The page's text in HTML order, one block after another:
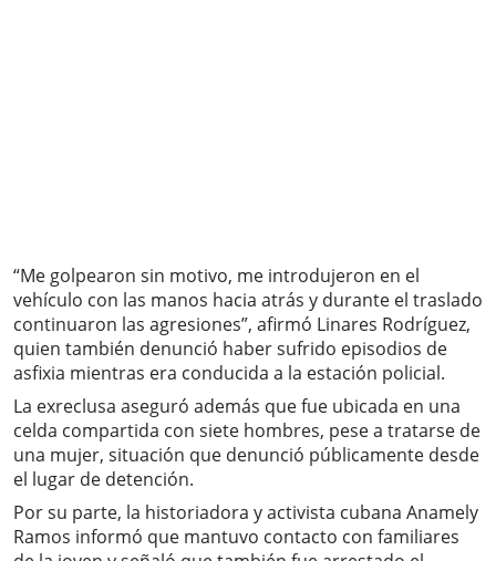
“Me golpearon sin motivo, me introdujeron en el
vehículo con las manos hacia atrás y durante el traslado
continuaron las agresiones”, afirmó Linares Rodríguez,
quien también denunció haber sufrido episodios de
asfixia mientras era conducida a la estación policial.
La exreclusa aseguró además que fue ubicada en una
celda compartida con siete hombres, pese a tratarse de
una mujer, situación que denunció públicamente desde
el lugar de detención.
Por su parte, la historiadora y activista cubana Anamely
Ramos informó que mantuvo contacto con familiares